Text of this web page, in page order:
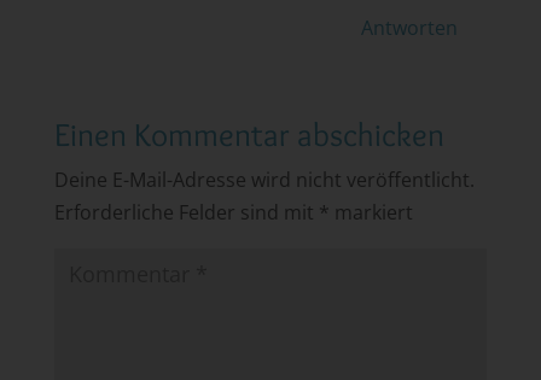
Antworten
Einen Kommentar abschicken
Deine E-Mail-Adresse wird nicht veröffentlicht.
Erforderliche Felder sind mit * markiert